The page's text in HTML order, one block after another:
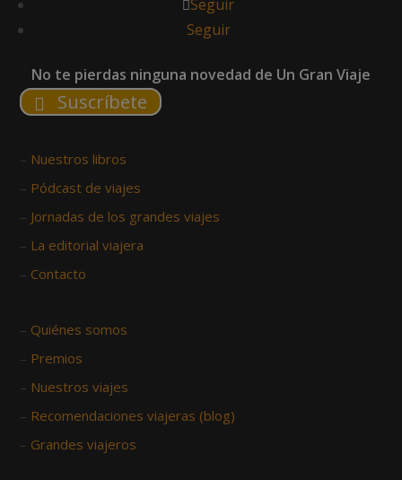
Seguir
Seguir
No te pierdas ninguna novedad de Un Gran Viaje
Suscríbete
– Nuestros libros
– Pódcast de viajes
– Jornadas de los grandes viajes
– La editorial viajera
– Contacto
– Quiénes somos
– Premios
– Nuestros viajes
– Recomendaciones viajeras (blog)
– Grandes viajeros